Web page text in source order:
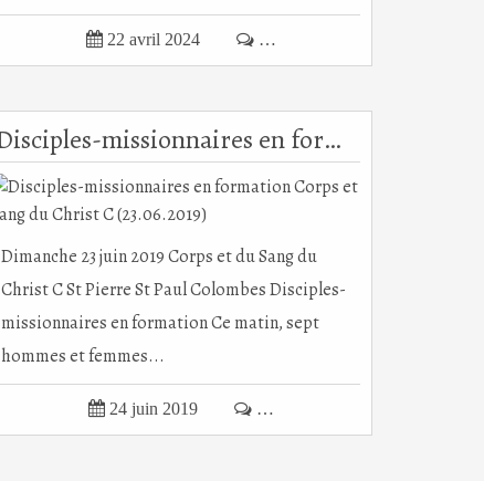
 22 avril 2024  …
Disciples-missionnaires en formation Corps et Sang du Christ C (23.06.2019)
Dimanche 23 juin 2019 Corps et du Sang du
Christ C St Pierre St Paul Colombes Disciples-
missionnaires en formation Ce matin, sept
hommes et femmes...
 24 juin 2019  …